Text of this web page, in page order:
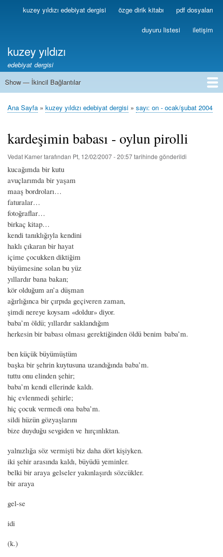
Ana
içeriğe
Birincilkuzey yıldızı edebiyat dergisi özge dirik kitabı pdf dosyaları
duyuru listesi iletişim
kuzey yıldızı
edebiyat dergisi
İkincil
Show — İkincil Bağlantılar
1
2
3
4
5
6
7
8
9
10
11
12
13
Sayfa
Ana Sayfa kuzey yıldızı edebiyat dergisi sayı: on - ocak/şubat 2004
kardeşimin babası - oylun pirolli
Vedat Kamertarafından Pt, 12/02/2007 - 20:57tarihinde gönderildi
kucağımda bir kutu
avuçlarımda bir yaşam
maaş bordroları…
faturalar…
fotoğraflar…
birkaç kitap…
kendi tanıklığıyla kendini
haklı çıkaran bir hayat
içime çocukken diktiğim
büyümesine solan bu yüz
yıllardır bana bakan;
kör olduğum an’a düşman
ağırlığınca bir çırpıda geçiveren zaman,
şimdi nereye koysam «doldur» diyor.
baba’m öldü; yıllardır saklandığım
herkesin bir babası olması gerektiğinden öldü benim baba’m.
ben küçük büyümüştüm
başka bir şehrin kuytusuna uzandığında baba’m.
tuttu onu elinden şehir;
baba’m kendi ellerinde kaldı.
hiç evlenmedi şehirle;
hiç çocuk vermedi ona baba’m.
sildi hüzün gözyaşlarını
bize duyduğu sevgiden ve hırçınlıktan.
yalnızlığa söz vermişti biz daha dört kişiyken.
iki şehir arasında kaldı, büyüdü yeminler.
belki bir araya gelseler yakınlaşırdı sözcükler.
bir araya
gel-se
idi
(k.)